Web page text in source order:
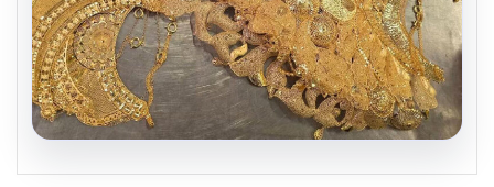
07.08.2026